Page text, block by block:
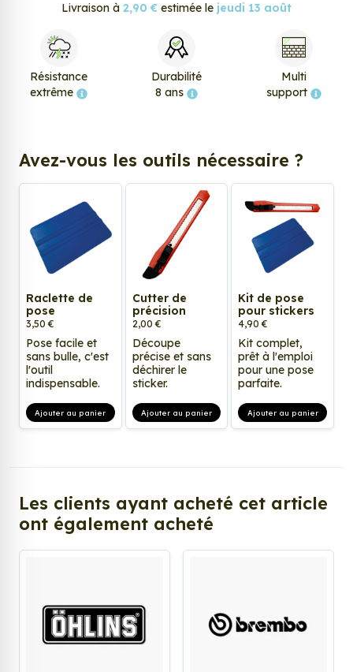
Livraison à 2,90 € estimée le jeudi 13 août
Résistance
extrême
Durabilité
8 ans
Multi
support
Avez-vous les outils nécessaire ?
Raclette de
pose
3,50 €
Pose facile et
sans bulle, c'est
l'outil
indispensable.
Ajouter au panier
Cutter de
précision
2,00 €
Découpe
précise et sans
déchirer le
sticker.
Ajouter au panier
Kit de pose
pour stickers
4,90 €
Kit complet,
prêt à l'emploi
pour une pose
parfaite.
Ajouter au panier
Les clients ayant acheté cet article
ont également acheté